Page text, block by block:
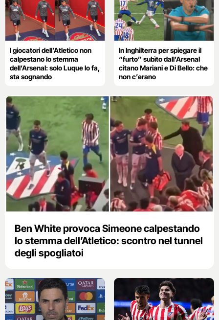
I giocatori dell’Atletico non
calpestano lo stemma
dell’Arsenal: solo Luque lo fa,
sta sognando
In Inghilterra per spiegare il
“furto” subìto dall’Arsenal
citano Mariani e Di Bello: che
non c’erano
Ben White provoca Simeone calpestando
lo stemma dell’Atletico: scontro nel tunnel
degli spogliatoi